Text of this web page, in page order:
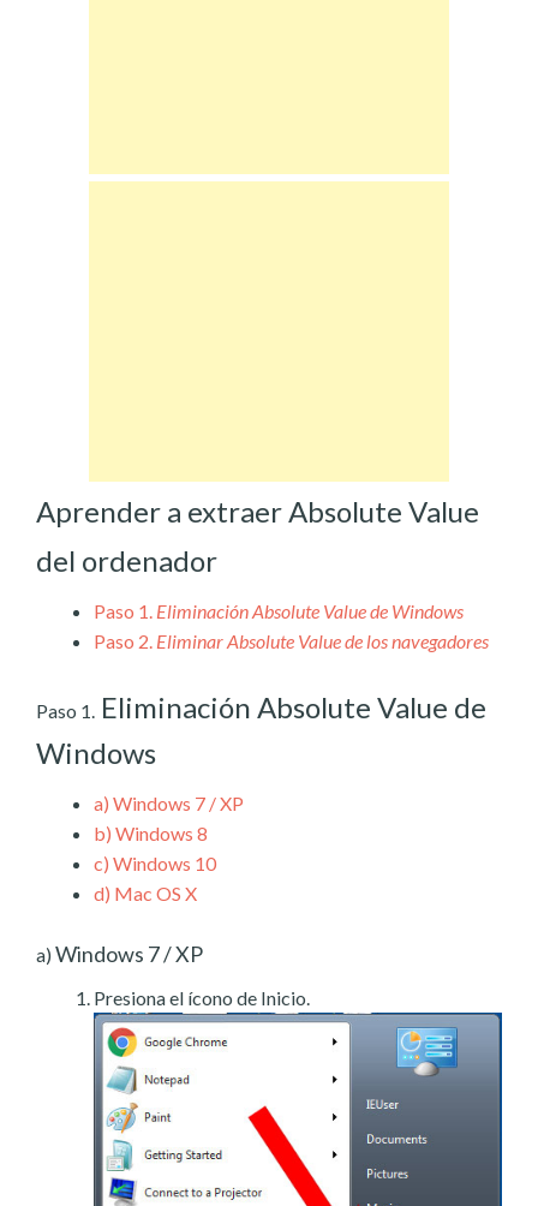
Aprender a extraer Absolute Value
del ordenador
Paso 1. Eliminación Absolute Value de Windows
Paso 2. Eliminar Absolute Value de los navegadores
Paso 1. Eliminación Absolute Value de
Windows
a) Windows 7 / XP
b) Windows 8
c) Windows 10
d) Mac OS X
a) Windows 7 / XP
Presiona el ícono de Inicio.